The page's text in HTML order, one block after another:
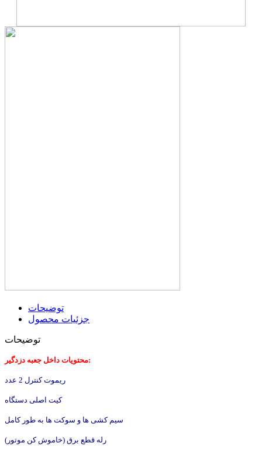
توضیحات
جزئیات محصول
توضیحات
محتویات داخل جعبه دزدگیر:
ریموت کنترل 2 عدد
کیت اصلی دستگاه
سیم کشی ها و سوکت ها به طور کامل
رله قطع برق (خاموش کن موتور)